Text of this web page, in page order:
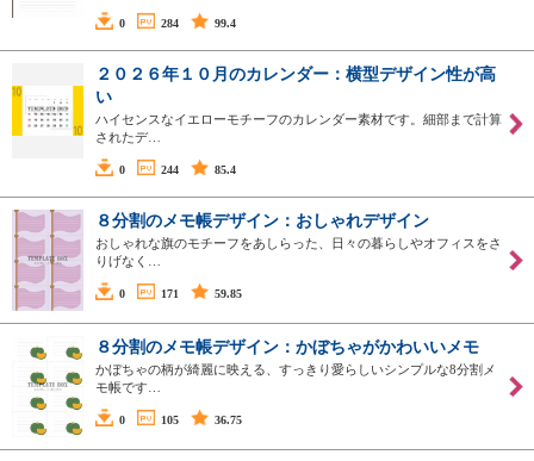
0 284 99.4
２０２６年１０月のカレンダー：横型デザイン性が高
い
ハイセンスなイエローモチーフのカレンダー素材です。細部まで計算
されたデ…
0 244 85.4
８分割のメモ帳デザイン：おしゃれデザイン
おしゃれな旗のモチーフをあしらった、日々の暮らしやオフィスをさ
りげなく…
0 171 59.85
８分割のメモ帳デザイン：かぼちゃがかわいいメモ
かぼちゃの柄が綺麗に映える、すっきり愛らしいシンプルな8分割メ
モ帳です…
0 105 36.75